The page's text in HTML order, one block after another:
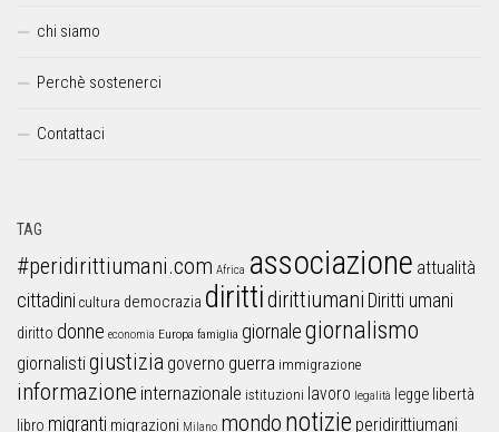
chi siamo
Perchè sostenerci
Contattaci
TAG
#peridirittiumani.com Africa associazione attualità
cittadini cultura democrazia dirittidirittiumani Diritti umani
diritto donne economia Europa famiglia giornalegiornalismo
giornalistigiustizia governo guerra immigrazione
informazione internazionale istituzioni lavoro legalità legge libertà
libro migranti migrazioni Milano mondo notizie peridirittiumani